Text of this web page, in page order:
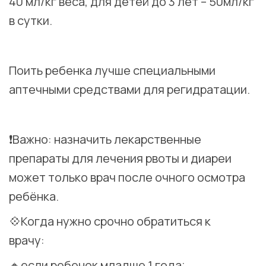
в сутки.
Поить ребенка лучше специальными
аптечными средствами для регидратации.
❗️Важно: назначить лекарственные
препараты для лечения рвоты и диареи
может только врач после очного осмотра
ребёнка.
💠Когда нужно срочно обратиться к
врачу:⠀